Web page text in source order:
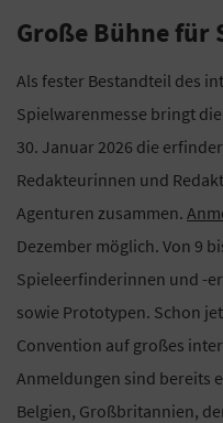
Große Bühne für
Als fester Bestandteil des
Spielwarenmesse bringt
30. Januar 2026 die
Redakteurinnen und
Agenturen zusammen.
Dezember möglich. Von 9
Spieleerfinderinnen und -
sowie Prototypen. Schon
Convention auf großes
Anmeldungen sind bereits
Belgien, Großbritannien,